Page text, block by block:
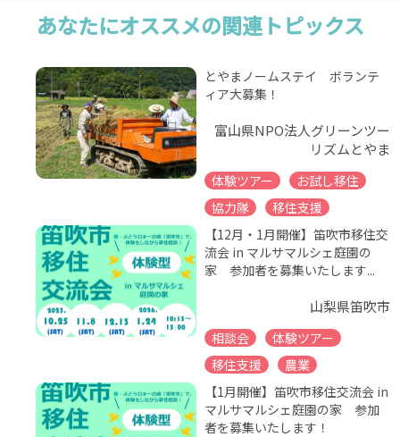
あなたにオススメの関連トピックス
とやまノームステイ ボランテ
ィア大募集！
富山県NPO法人グリーンツー
リズムとやま
体験ツアー
お試し移住
協力隊
移住支援
【12月・1月開催】笛吹市移住交
流会 in マルサマルシェ庭園の
家 参加者を募集いたします...
山梨県笛吹市
相談会
体験ツアー
移住支援
農業
【1月開催】笛吹市移住交流会 in
マルサマルシェ庭園の家 参加
者を募集いたします！